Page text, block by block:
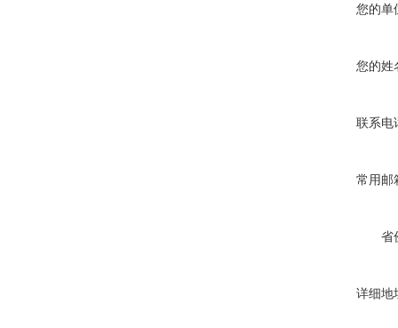
您的单
您的姓
联系电
常用邮
省
详细地